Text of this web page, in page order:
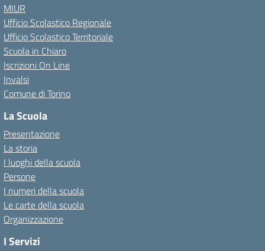
MIUR
Ufficio Scolastico Regionale
Ufficio Scolastico Territoriale
Scuola in Chiaro
Iscrizioni On Line
Invalsi
Comune di Torino
La Scuola
Presentazione
La storia
I luoghi della scuola
Persone
I numeri della scuola
Le carte della scuola
Organizzazione
I Servizi